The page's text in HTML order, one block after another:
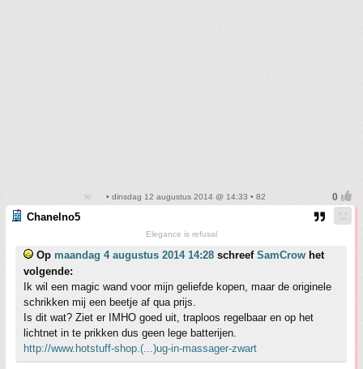
• dinsdag 12 augustus 2014 @ 14:33 • 82
Chanelno5
Elegance is refusal
Op maandag 4 augustus 2014 14:28 schreef SamCrow het
volgende:
Ik wil een magic wand voor mijn geliefde kopen, maar de originele
schrikken mij een beetje af qua prijs.
Is dit wat? Ziet er IMHO goed uit, traploos regelbaar en op het
lichtnet in te prikken dus geen lege batterijen.
http://www.hotstuff-shop.(...)ug-in-massager-zwart